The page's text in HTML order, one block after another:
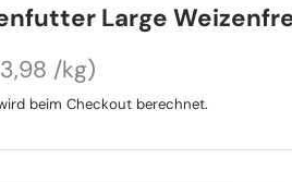
Large
/kg
beim Checkout berechnet.